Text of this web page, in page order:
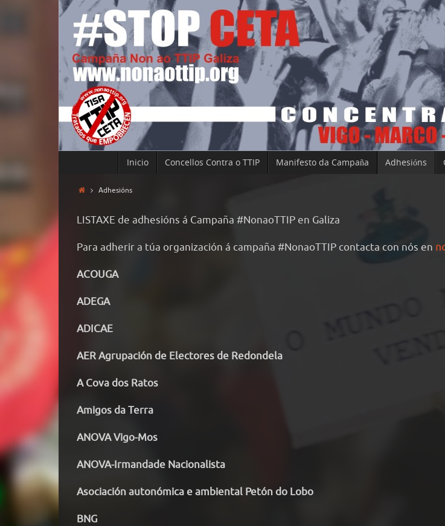
Inicio Concellos Contra o TTIP Manifesto da Campaña Adhesións
Adhesións
LISTAXE de adhesións á Campaña #NonaoTTIP en Galiza
Para adherir a túa organización á campaña #NonaoTTIP contacta con nós en
ACOUGA
ADEGA
ADICAE
AER Agrupación de Electores de Redondela
A Cova dos Ratos
Amigos da Terra
ANOVA Vigo-Mos
ANOVA-Irmandade Nacionalista
Asociación autonómica e ambiental Petón do Lobo
BNG